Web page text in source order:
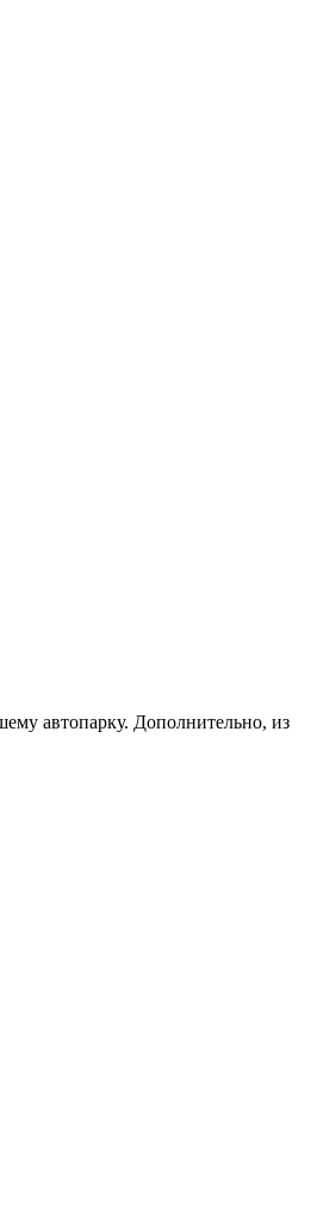
автопарку. Дополнительно, из